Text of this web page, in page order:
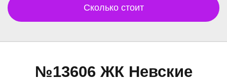
Сколько стоит
№13606 ЖК Невские